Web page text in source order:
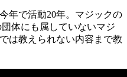
年で活動20年。マジックの
体にも属していないマジ
は教えられない内容まで教